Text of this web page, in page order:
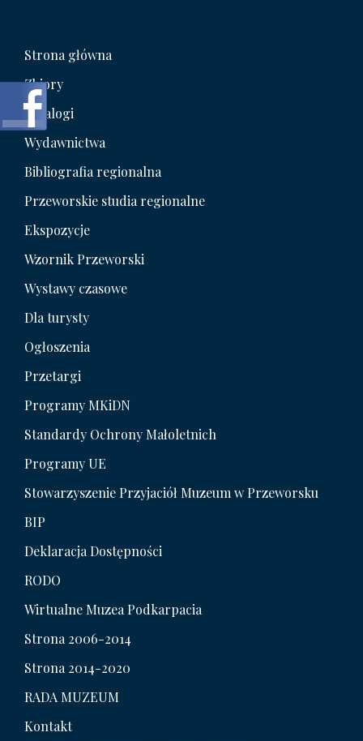
Strona główna
Zbiory
Katalogi
Wydawnictwa
Bibliografia regionalna
Przeworskie studia regionalne
Ekspozycje
Wzornik Przeworski
Wystawy czasowe
Dla turysty
Ogłoszenia
Przetargi
Programy MKiDN
Standardy Ochrony Małoletnich
Programy UE
Stowarzyszenie Przyjaciół Muzeum w Przeworsku
BIP
Deklaracja Dostępności
RODO
Wirtualne Muzea Podkarpacia
Strona 2006-2014
Strona 2014-2020
RADA MUZEUM
Kontakt